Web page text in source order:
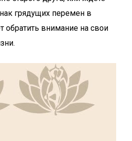
грядущих перемен в
обратить внимание на свои